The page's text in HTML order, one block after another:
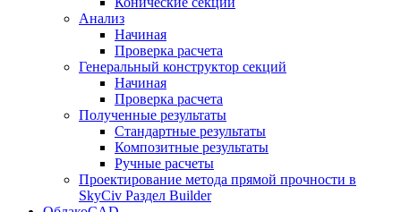
Анализ
Начиная
Проверка расчета
Генеральный конструктор секций
Начиная
Проверка расчета
Полученные результаты
Стандартные результаты
Композитные результаты
Ручные расчеты
Проектирование метода прямой прочности в
SkyCiv Раздел Builder